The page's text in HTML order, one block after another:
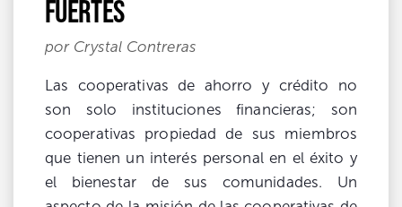
Fuertes
por Crystal Contreras
Las cooperativas de ahorro y crédito no
son solo instituciones financieras; son
cooperativas propiedad de sus miembros
que tienen un interés personal en el éxito y
el bienestar de sus comunidades. Un